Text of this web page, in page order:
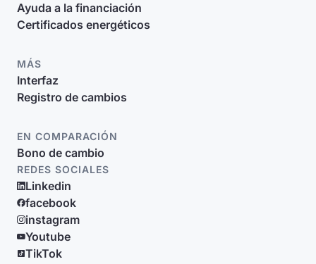
Ayuda a la financiación
Certificados energéticos
MÁS
Interfaz
Registro de cambios
EN COMPARACIÓN
Bono de cambio
REDES SOCIALES
Linkedin
facebook
instagram
Youtube
TikTok